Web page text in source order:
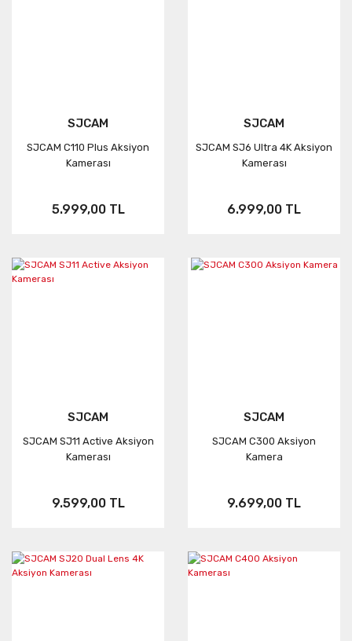
SJCAM
SJCAM C110 Plus Aksiyon
Kamerası
5.999,00 TL
SJCAM
SJCAM SJ6 Ultra 4K Aksiyon
Kamerası
6.999,00 TL
SJCAM
SJCAM SJ11 Active Aksiyon
Kamerası
9.599,00 TL
SJCAM
SJCAM C300 Aksiyon
Kamera
9.699,00 TL